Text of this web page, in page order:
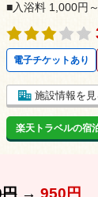
■入浴料 1,000円～
電子チケットあり
施設情報を見
楽天トラベルの宿
→ 950円